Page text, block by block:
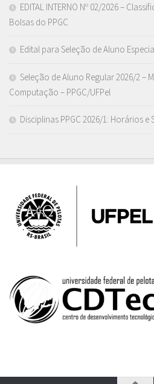
EDITAL INTERNO Nº 02/2026 –
Bolsas do PPGC
Edital para Seleção de Aluno
Seleção de Aluno Regular 2026/2 –
Computação – PPGC/UFPel
Disciplinas PPGC 2026/1: Horários e